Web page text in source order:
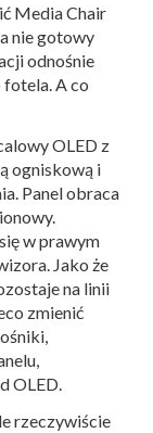
Media Chair
nie gotowy
odnośnie
A co
OLED z
ogniskową i
Panel obraca
w prawym
Jako że
na linii
zmienić
OLED.
rzeczywiście